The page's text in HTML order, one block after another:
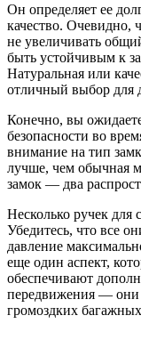
Он определяет ее
качество. Очевидно,
не увеличивать
быть устойчивым к
Натуральная или
отличный выбор для
Конечно, вы
безопасности во
внимание на тип
лучше, чем обычная
замок — два
Несколько ручек
Убедитесь, что все
давление
еще один аспект,
обеспечивают
передвижения — они
громоздких